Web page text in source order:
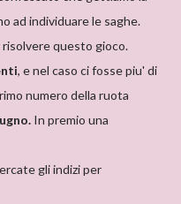
ad individuare le saghe.
questo gioco.
, e nel caso ci fosse piu' di
numero della ruota
In premio una
gli indizi per